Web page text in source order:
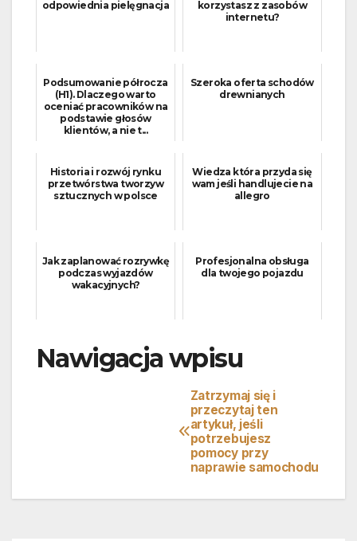
odpowiednia pielęgnacja
korzystasz z zasobów
internetu?
Podsumowanie półrocza
(H1). Dlaczego warto
oceniać pracowników na
podstawie głosów
klientów, a nie t...
Szeroka oferta schodów
drewnianych
Historia i rozwój rynku
przetwórstwa tworzyw
sztucznych w polsce
Wiedza która przyda się
wam jeśli handlujecie na
allegro
Jak zaplanować rozrywkę
podczas wyjazdów
wakacyjnych?
Profesjonalna obsługa
dla twojego pojazdu
Nawigacja wpisu
Zatrzymaj się i
przeczytaj ten
artykuł, jeśli
potrzebujesz
pomocy przy
naprawie samochodu